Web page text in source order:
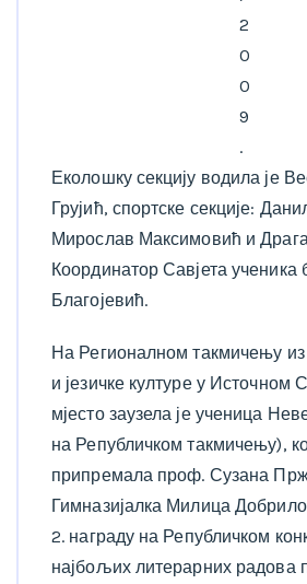
2
0
0
9
.
Еколошку секцију водила је
Грујић, спортске секције:
Мирослав Максимовић и
Координатор Савјета ученика
Благојевић.
На Регионалном такмичењу из
и језичке културе у Источном
мјесто заузела је ученица
на Републичком такмичењу),
припремала проф. Сузана
Гимназијалка Милица
2. награду на Републичком
најбољих литерарних радова